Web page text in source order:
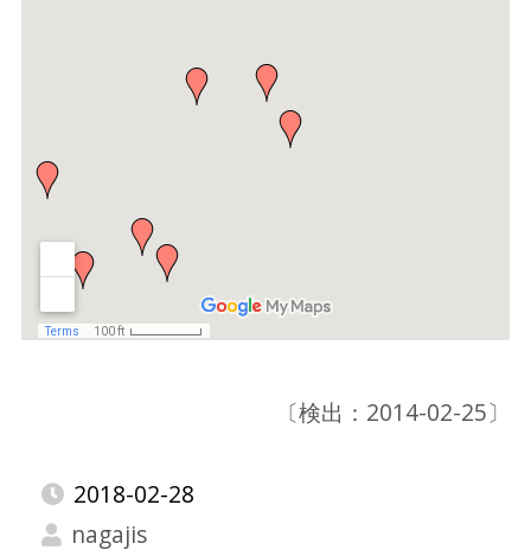
〔検出：2014-02-25〕
2018-02-28
nagajis